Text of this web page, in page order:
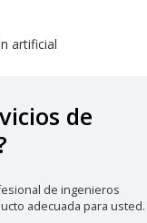
artificial
de
de ingenieros
adecuada para usted.